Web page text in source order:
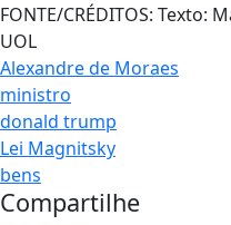
FONTE/CRÉDITOS: Texto:
UOL
Alexandre de Moraes
ministro
donald trump
Lei Magnitsky
bens
Compartilhe